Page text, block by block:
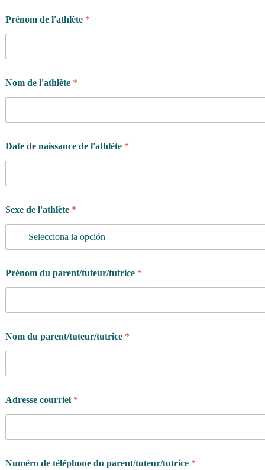
Prénom de l'athlète *
Nom de l'athlète *
Date de naissance de l'athlète *
Sexe de l'athlète *
Prénom du parent/tuteur/tutrice *
Nom du parent/tuteur/tutrice *
Adresse courriel *
Numéro de téléphone du parent/tuteur/tutrice *